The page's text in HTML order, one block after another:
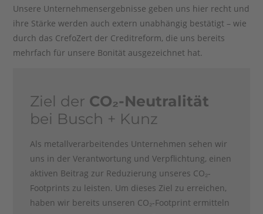
Unsere Unternehmensergebnisse geben uns hier recht und
ihre Stärke werden auch extern unabhängig bestätigt – wie
durch das CrefoZert der Creditreform, die uns bereits
mehrfach für unsere Bonität ausgezeichnet hat.
Ziel der CO₂-Neutralität
bei Busch + Kunz
Als metallverarbeitendes Unternehmen sehen wir
uns in der Verantwortung und Verpflichtung, einen
aktiven Beitrag zur Reduzierung unseres CO₂-
Footprints zu leisten. Um dieses Ziel zu erreichen,
haben wir bereits unseren CO₂-Footprint ermitteln